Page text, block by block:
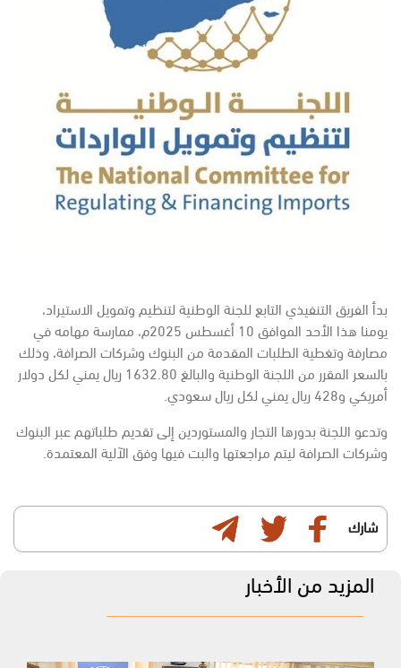
بدأ الفريق التنفيذي التابع للجنة الوطنية لتنظيم وتمويل الاستيراد،
يومنا هذا الأحد الموافق 10 أغسطس 2025م، ممارسة مهامه في
مصارفة وتغطية الطلبات المقدمة من البنوك وشركات الصرافة، وذلك
بالسعر المقرر من اللجنة الوطنية والبالغ 1632.80 ريال يمني لكل دولار
أمريكي و428 ريال يمني لكل ريال سعودي.
وتدعو اللجنة بدورها التجار والمستوردين إلى تقديم طلباتهم عبر البنوك
وشركات الصرافة ليتم مراجعتها والبت فيها وفق الآلية المعتمدة.
شارك
المزيد من الأخبار